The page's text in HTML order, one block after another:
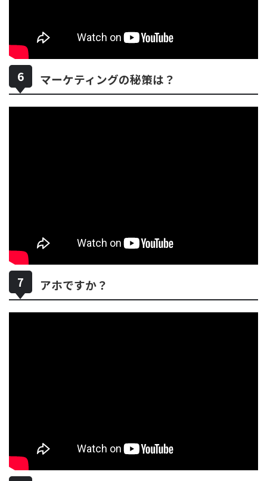
マーケティングの秘策は？
アホですか？